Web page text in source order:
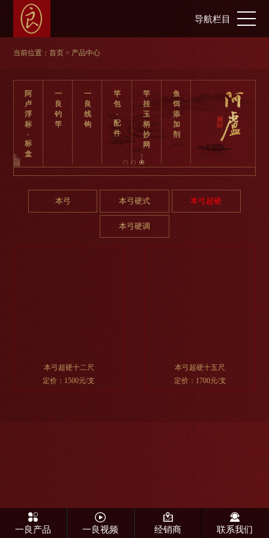
导航栏目
当前位置： 首页> 产品中心
阿
卢
浮
标
-
标
盒
一
良
钓
竿
一
良
线
钩
竿
包
-
配
件
竿
挂
玉
柄
抄
网
鱼
饵
添
加
剂
本弓 本弓硬式 本弓超硬
本弓硬调
本弓超硬十二尺
定价：1500元/支
本弓超硬十五尺
定价：1700元/支
一良产品 一良视频 经销商 联系我们